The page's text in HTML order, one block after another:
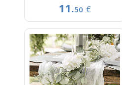
11.50 €